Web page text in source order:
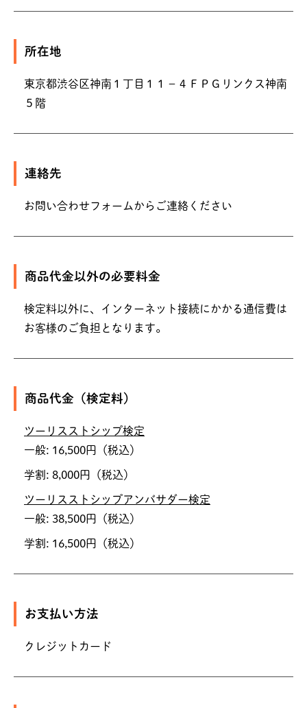
所在地
東京都渋谷区神南１丁目１１－４ＦＰＧリンクス神南
５階
連絡先
お問い合わせフォームからご連絡ください
商品代金以外の必要料金
検定料以外に、インターネット接続にかかる通信費は
お客様のご負担となります。
商品代金（検定料）
ツーリスストシップ検定
一般: 16,500円（税込）
学割: 8,000円（税込）
ツーリスストシップアンバサダー検定
一般: 38,500円（税込）
学割: 16,500円（税込）
お支払い方法
クレジットカード